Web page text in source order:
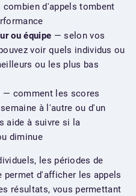
combien d'appels tombent
ou équipe — selon vos
voir quels individus ou
ou les plus bas
— comment les scores
à l'autre ou d'un
aide à suivre si la
diminue
les périodes de
permet d'afficher les appels
résultats, vous permettant